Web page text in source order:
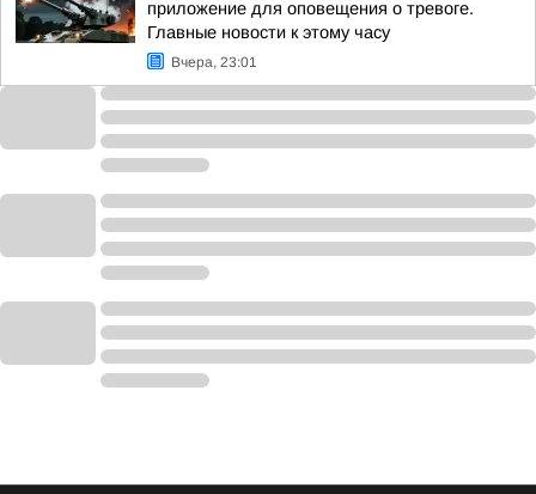
приложение для оповещения о тревоге.
Главные новости к этому часу
Вчера, 23:01